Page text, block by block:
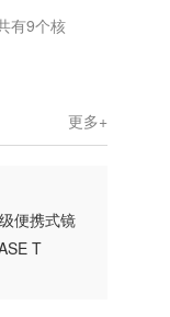
有9个核
更多+
便携式镜
T